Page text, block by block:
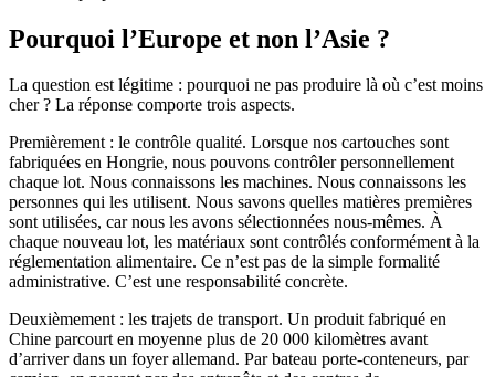
Pourquoi l’Europe et non l’Asie ?
La question est légitime : pourquoi ne pas produire là où c’est moins
cher ? La réponse comporte trois aspects.
Premièrement : le contrôle qualité. Lorsque nos cartouches sont
fabriquées en Hongrie, nous pouvons contrôler personnellement
chaque lot. Nous connaissons les machines. Nous connaissons les
personnes qui les utilisent. Nous savons quelles matières premières
sont utilisées, car nous les avons sélectionnées nous-mêmes. À
chaque nouveau lot, les matériaux sont contrôlés conformément à la
réglementation alimentaire. Ce n’est pas de la simple formalité
administrative. C’est une responsabilité concrète.
Deuxièmement : les trajets de transport. Un produit fabriqué en
Chine parcourt en moyenne plus de 20 000 kilomètres avant
d’arriver dans un foyer allemand. Par bateau porte-conteneurs, par